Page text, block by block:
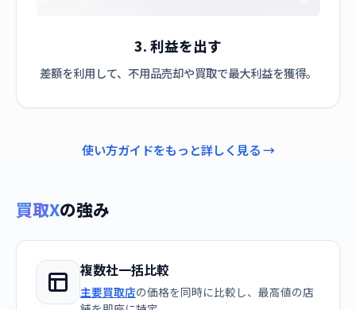
3. 利益を出す
差額を利用して、不用品売却や買取で最大利益を獲得。
使い方ガイドをもっと詳しく見る →
買取Xの強み
複数社一括比較
主要買取店の価格を同時に比較し、最高値の店